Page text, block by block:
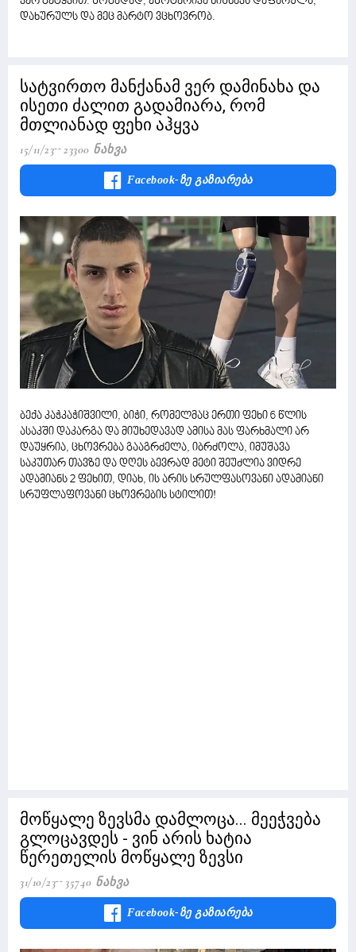
დახურულს და მეც მარტო ვცხოვრობ.
სატვირთო მანქანამ ვერ დამინახა და
ისეთი ძალით გადამიარა, რომ
მთლიანად ფეხი აჰყვა
15/11/23 23300 Ნახვა
Facebook-Ზე Გაზიარება
ბექა კაჭკაჭიშვილი, ბიჭი, რომელმაც ერთი ფეხი 6 წლის
ასაკში დაკარგა და მიუხედავად ამისა მას ფარხმალი არ
დაუყრია, ცხოვრება გააგრძელა, იბრძოლა, იმუშავა
საკუთარ თავზე და დღეს ბევრად მეტი შეუძლია ვიდრე
ადამიანს 2 ფეხით, დიახ, ის არის სრულფასოვანი ადამიანი
სრუფლაფოვანი ცხოვრების სტილით!
მოწყალე ზევსმა დამლოცა... მეეჭვება
გლოცავდეს - ვინ არის ხატია
წერეთელის მოწყალე ზევსი
31/10/23 35740 Ნახვა
Facebook-Ზე Გაზიარება